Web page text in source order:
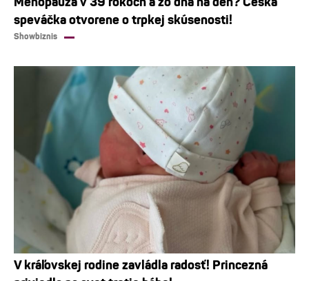
speváčka otvorene o trpkej skúsenosti!
Showbiznis
V kráľovskej rodine zavládla radosť! Princezná